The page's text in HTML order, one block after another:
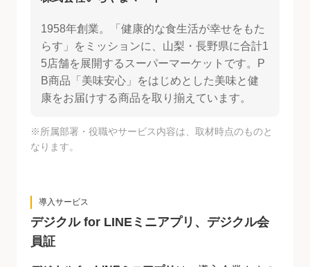
1958年創業。「健康的な食生活が幸せをもた
らす」をミッションに、山梨・長野県に合計1
5店舗を展開するスーパーマーケットです。P
B商品「美味安心」をはじめとした美味と健
康をお届けする商品を取り揃えています。
※所属部署・役職やサービス内容は、取材時点のものと
なります。
導入サービス
デジクル for LINEミニアプリ、デジクル会
員証